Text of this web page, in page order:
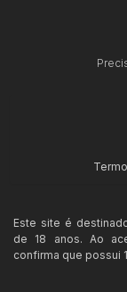
Este site é
de 18 anos. Ao
confirma que possui